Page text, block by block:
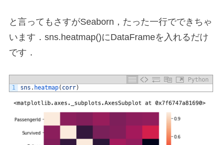
と言ってもさすがSeaborn，たった一行でできちゃ
います．sns.heatmap()にDataFrameを入れるだけ
です．
Python
1
sns . heatmap( corr)